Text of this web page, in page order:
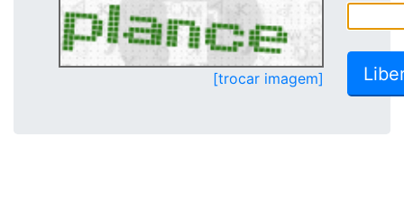
[trocar imagem]